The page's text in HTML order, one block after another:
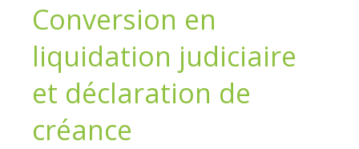
Conversion en
liquidation judiciaire
et déclaration de
créance